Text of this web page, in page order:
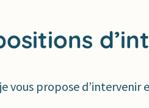
vous propose